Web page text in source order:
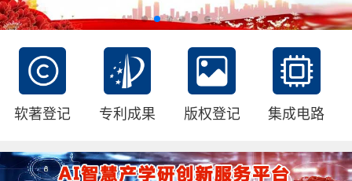
软著登记 专利成果 版权登记 集成电路